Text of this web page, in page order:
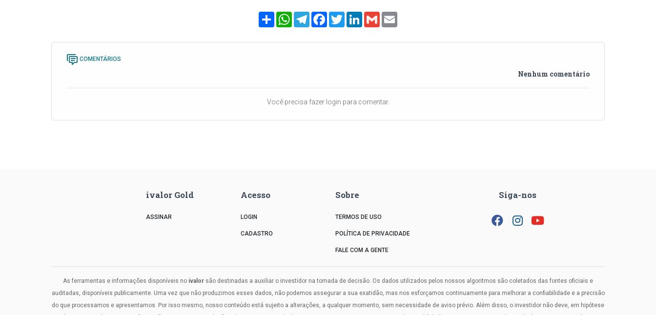
ShareWhatsAppTelegramFacebook
TwitterLinkedInGmail
COMENTÁRIOS
Nenhum comentário
Você precisa fazer login para comentar.
ivalor Gold
ASSINAR
Acesso
LOGIN
CADASTRO
Sobre
TERMOS DE USO
POLÍTICA DE PRIVACIDADE
FALE COM A GENTE
Siga-nos
As ferramentas e informações disponíveis no ivalor são destinadas a auxiliar o investidor na tomada de decisão. Os dados utilizados pelos nossos algoritmos são coletados das fontes oficiais e
auditadas, disponíveis publicamente. Uma vez que não produzimos esses dados, não podemos assegurar a sua exatidão, mas nos esforçamos continuamente para melhorar a confiabilidade e a precisão
do que processamos e apresentamos. Por isso mesmo, nosso conteúdo está sujeito a alterações, a qualquer momento, sem necessidade de aviso prévio. Além disso, o investidor não deve, em hipótese